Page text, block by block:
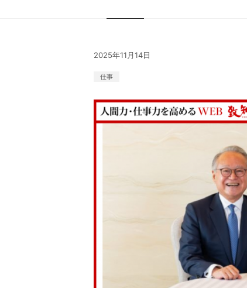
2025年11月14日
仕事